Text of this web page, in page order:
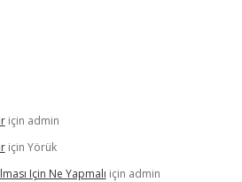
için admin
için Yörük
Için Ne Yapmalı için admin